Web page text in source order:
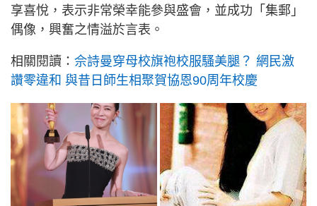
享喜悅，表示非常榮幸能參與盛會，並成功「集郵」
偶像，興奮之情溢於言表。
相關閱讀： 佘詩曼穿母校旗袍校服騷美腿？ 網民激
讚零違和 與昔日師生相聚賀協恩90周年校慶